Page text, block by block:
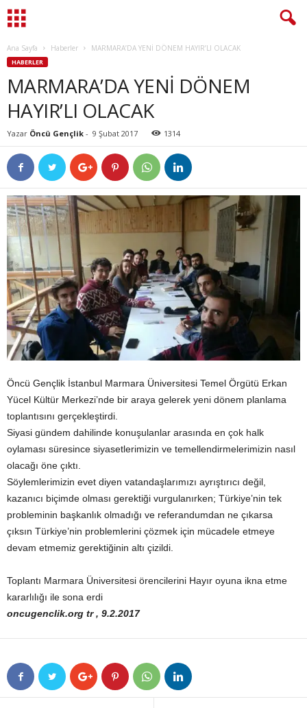
Ana Sayfa Haberler MARMARA’DA YENİ DÖNEM HAYIR’LI OLACAK
HABERLER
MARMARA’DA YENİ DÖNEM
HAYIR’LI OLACAK
Yazar Öncü Gençlik - 9 Şubat 2017 1314
Öncü Gençlik İstanbul Marmara Üniversitesi Temel Örgütü Erkan
Yücel Kültür Merkezi’nde bir araya gelerek yeni dönem planlama
toplantısını gerçekleştirdi.
Siyasi gündem dahilinde konuşulanlar arasında en çok halk
oylaması süresince siyasetlerimizin ve temellendirmelerimizin nasıl
olacağı öne çıktı.
Söylemlerimizin evet diyen vatandaşlarımızı ayrıştırıcı değil,
kazanıcı biçimde olması gerektiği vurgulanırken; Türkiye’nin tek
probleminin başkanlık olmadığı ve referandumdan ne çıkarsa
çıksın Türkiye’nin problemlerini çözmek için mücadele etmeye
devam etmemiz gerektiğinin altı çizildi.
Toplantı Marmara Üniversitesi örencilerini Hayır oyuna ikna etme
kararlılığı ile sona erdi
oncugenclik.org tr , 9.2.2017